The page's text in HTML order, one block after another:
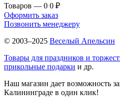
Товаров — 0 0 ₽
Оформить заказ
Позвонить менеджеру
© 2003–2025 Веселый Апельсин
Товары для праздников и
прикольные подарки и др.
Наш магазин дает возможность
Калининграде в один клик!